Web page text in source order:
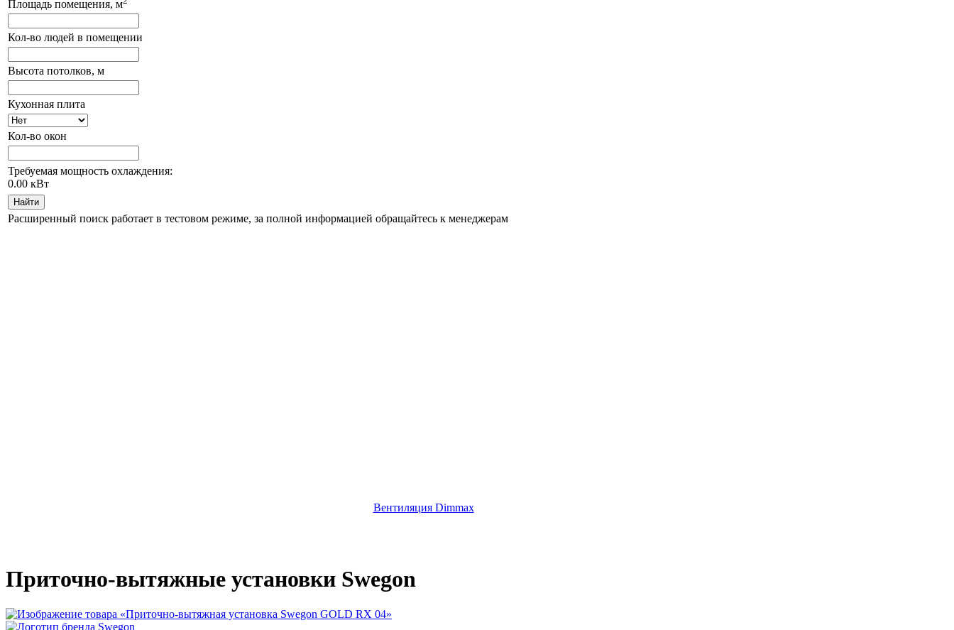
Площадь помещения, м
Кол-во людей в помещении
Высота потолков, м
Кухонная плита
Кол-во окон
Требуемая мощность охлаждения:
0.00 кВт
Найти
Расширенный поиск работает в тестовом режиме, за полной информацией обращайтесь к менеджерам
Вентиляция Dimmax
Приточно-вытяжные установки Swegon